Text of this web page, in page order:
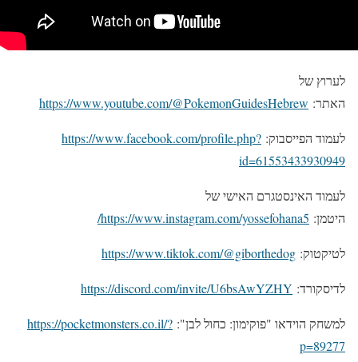
לערוץ של
האתר: https://www.youtube.com/@PokemonGuidesHebrew
לעמוד הפייסבוק: https://www.facebook.com/profile.php?
id=61553433930949
לעמוד האינסטגרם האישי של
היטמן: https://www.instagram.com/yossefohana5/
לטיקטוק: https://www.tiktok.com/@giborthedog
לדיסקורד: https://discord.com/invite/U6bsAwYZHY
למשחק הוידאו "פוקימון: כחול לבן": https://pocketmonsters.co.il/?
p=89277